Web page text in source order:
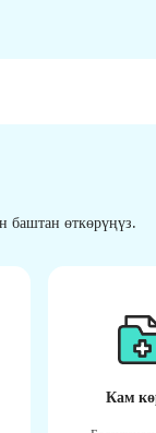
баштан өткөрүңүз.
Кам